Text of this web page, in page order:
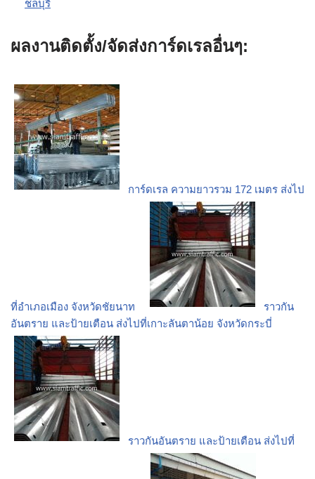
ชลบุรี
ผลงานติดตั้ง/จัดส่งการ์ดเรลอื่นๆ:
การ์ดเรล ความยาวรวม 172 เมตร ส่งไป
ที่อำเภอเมือง จังหวัดชัยนาท
ราวกัน
อันตราย และป้ายเตือน ส่งไปที่เกาะลันตาน้อย จังหวัดกระบี่
ราวกันอันตราย และป้ายเตือน ส่งไปที่